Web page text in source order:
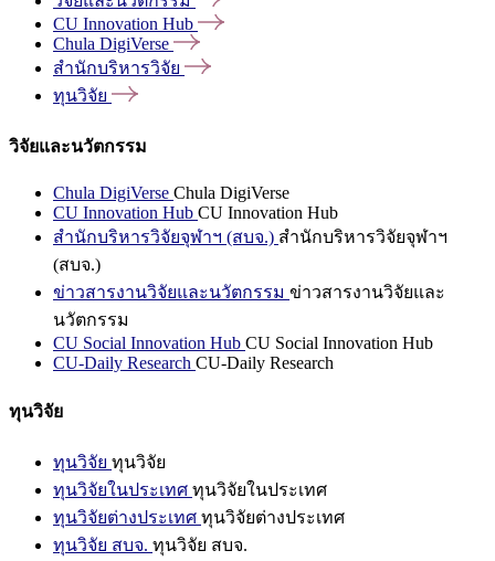
CU Innovation Hub
Chula DigiVerse
สำนักบริหารวิจัย
ทุนวิจัย
วิจัยและนวัตกรรม
Chula DigiVerse Chula DigiVerse
CU Innovation Hub CU Innovation Hub
สำนักบริหารวิจัยจุฬาฯ (สบจ.) สำนักบริหารวิจัยจุฬาฯ
(สบจ.)
ข่าวสารงานวิจัยและนวัตกรรม ข่าวสารงานวิจัยและ
นวัตกรรม
CU Social Innovation Hub CU Social Innovation Hub
CU-Daily Research CU-Daily Research
ทุนวิจัย
ทุนวิจัย ทุนวิจัย
ทุนวิจัยในประเทศ ทุนวิจัยในประเทศ
ทุนวิจัยต่างประเทศ ทุนวิจัยต่างประเทศ
ทุนวิจัย สบจ. ทุนวิจัย สบจ.